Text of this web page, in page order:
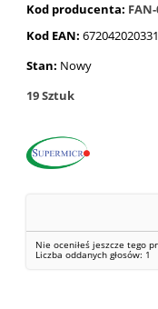
Kod producenta:
Kod EAN: 672042020331
Stan: Nowy
19Sztuk
Nie oceniłeś jeszcze tego
Liczba oddanych głosów: 1